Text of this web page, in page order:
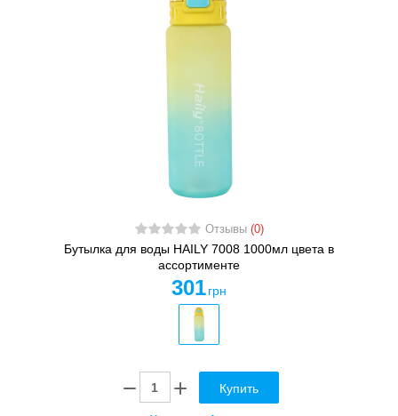
Отзывы (0)
Бутылка для воды HAILY 7008 1000мл цвета в
ассортименте
301 грн
Купить